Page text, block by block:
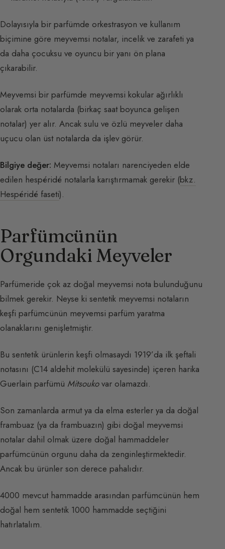
Dolayısıyla bir parfümde orkestrasyon ve kullanım
biçimine göre meyvemsi notalar, incelik ve zarafeti ya
da daha çocuksu ve oyuncu bir yanı ön plana
çıkarabilir.
Meyvemsi bir parfümde meyvemsi kokular ağırlıklı
olarak orta notalarda (birkaç saat boyunca gelişen
notalar) yer alır. Ancak sulu ve özlü meyveler daha
uçucu olan üst notalarda da işlev görür.
Bilgiye değer: Meyvemsi notaları narenciyeden elde
edilen hespéridé notalarla karıştırmamak gerekir (bkz.
Hespéridé faseti).
Parfümcünün
Orgundaki Meyveler
Parfümeride çok az doğal meyvemsi nota bulunduğunu
bilmek gerekir. Neyse ki sentetik meyvemsi notaların
keşfi parfümcünün meyvemsi parfüm yaratma
olanaklarını genişletmiştir.
Bu sentetik ürünlerin keşfi olmasaydı 1919’da ilk şeftali
notasını (C14 aldehit molekülü sayesinde) içeren harika
Guerlain parfümü Mitsoukovar olamazdı.
Son zamanlarda armut ya da elma esterler ya da doğal
frambuaz (ya da frambuazın) gibi doğal meyvemsi
notalar dahil olmak üzere doğal hammaddeler
parfümcünün orgunu daha da zenginleştirmektedir.
Ancak bu ürünler son derece pahalıdır.
4000 mevcut hammadde arasından parfümcünün hem
doğal hem sentetik 1000 hammadde seçtiğini
hatırlatalım.